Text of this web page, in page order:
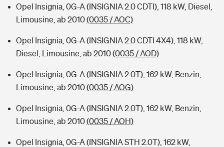
Opel Insignia, 0G-A (INSIGNIA 2.0 CDTI), 118 kW, Diesel,
Limousine, ab 2010(0035 / AOC)
Opel Insignia, 0G-A (INSIGNIA 2.0 CDTI 4X4), 118 kW,
Diesel, Limousine, ab 2010(0035 / AOD)
Opel Insignia, 0G-A (INSIGNIA 2.0T), 162 kW, Benzin,
Limousine, ab 2010(0035 / AOG)
Opel Insignia, 0G-A (INSIGNIA 2.0T), 162 kW, Benzin,
Limousine, ab 2010(0035 / AOH)
Opel Insignia, 0G-A (INSIGNIA STH 2.0T), 162 kW,